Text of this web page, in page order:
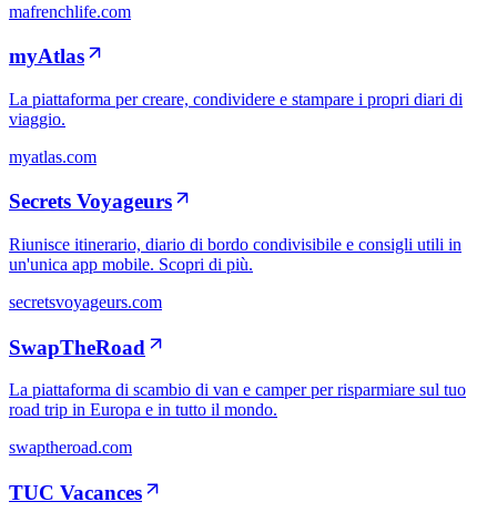
mafrenchlife.com
myAtlas
La piattaforma per creare, condividere e stampare i propri diari di
viaggio.
myatlas.com
Secrets Voyageurs
Riunisce itinerario, diario di bordo condivisibile e consigli utili in
un'unica app mobile. Scopri di più.
secretsvoyageurs.com
SwapTheRoad
La piattaforma di scambio di van e camper per risparmiare sul tuo
road trip in Europa e in tutto il mondo.
swaptheroad.com
TUC Vacances